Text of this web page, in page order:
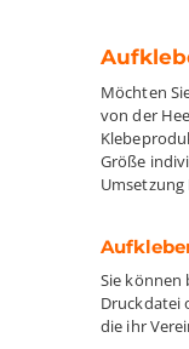
Möchten
von der
Größe
Umsetzung
Sie können
Druckdatei
die ihr